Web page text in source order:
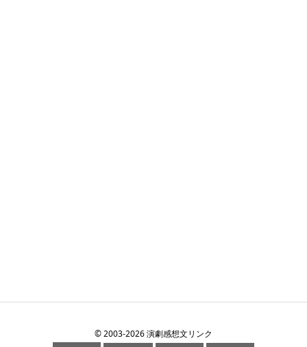
©2003-2026演劇感想文リンク